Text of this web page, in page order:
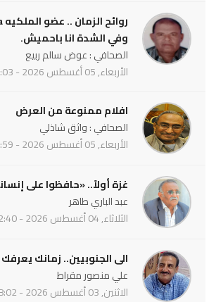
وفي الشدة انا باحميش.
الصحافي : عوض سالم ربيع
الأربعاء, 05 أغسطس 2026 - 10:03 م
افلام ممنوعة من العرض
الصحافي : واثق شاذلي
الأربعاء, 05 أغسطس 2026 - 09:59 م
غزة أولاً.. «حافظوا على
عبد الباري طاهر
الثلاثاء, 04 أغسطس 2026 - 12:40 ص
الى الجنوبيين.. زمانك
علي منصور مقراط
الاثنين, 03 أغسطس 2026 - 08:02 م